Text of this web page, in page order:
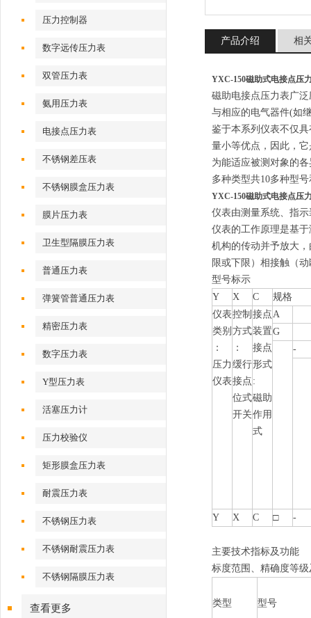
压力控制器
数字远传压力表
双管压力表
氨用压力表
电接点压力表
不锈钢差压表
不锈钢膜盒压力表
膜片压力表
卫生型隔膜压力表
普通压力表
弹簧管普通压力表
精密压力表
数字压力表
Y型压力表
活塞压力计
压力校验仪
矩形膜盒压力表
耐震压力表
不锈钢压力表
不锈钢耐震压力表
不锈钢隔膜压力表
查看更多
产品介绍 相
YXC-150磁助式电接点压
磁助电接点压力表广
与相应的电气器件(如
鉴于本系列仪表不仅
量小等优点，因此，
为能适应被测对象的
多种类型共10多种型
YXC-150磁助式电接点压
仪表由测量系统、指
仪表的工作原理是基
机构的传动并予放大
限或下限）相接触（
型号标示
Y
X C
规格
仪表
类别
：
压力
仪表
控制
方式
：
缓行
接点
位式
开关
接点
装置
接点
形式
:
磁助
作用
式
A
G
-
Y X C □ -
主要技术指标及功能
标度范围、精确度等
类型 型号